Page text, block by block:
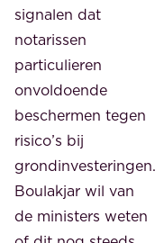
signalen dat
notarissen
particulieren
onvoldoende
beschermen tegen
risico’s bij
grondinvesteringen.
Boulakjar wil van
de ministers weten